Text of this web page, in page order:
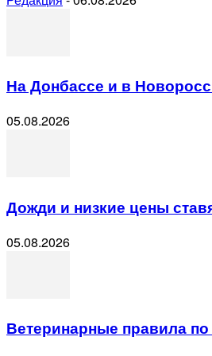
На Донбассе и в
05.08.2026
Дожди и низкие цены
05.08.2026
Ветеринарные правила по